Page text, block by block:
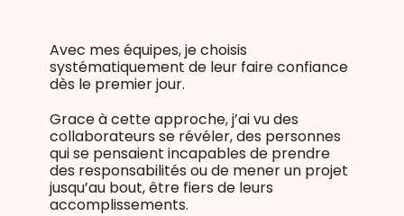
Avec mes équipes, je choisis
systématiquement de leur faire confiance
dès le premier jour.
Grace à cette approche, j’ai vu des
collaborateurs se révéler, des personnes
qui se pensaient incapables de prendre
des responsabilités ou de mener un projet
jusqu’au bout, être fiers de leurs
accomplissements.